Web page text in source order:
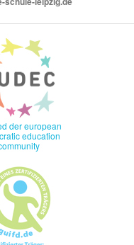
der european
education